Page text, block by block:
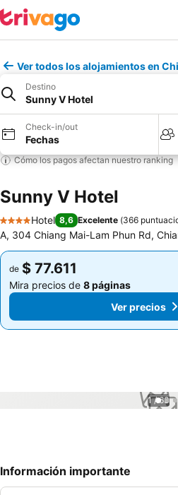
Ver todos los alojamientos en
Destino
Sunny V Hotel
Check-in/out
Fechas
Cómo los pagos afectan nuestro ranking
Sunny V Hotel
4 Estrellas
Hotel 8,6 Excelente (366
A, 304 Chiang Mai-Lam Phun Rd,
de $ 77.611
Mira precios de 8 páginas
Ver precios
de $ 77.611
Mira precios de 8 páginas
Ver precios
1 / 63
Información importante